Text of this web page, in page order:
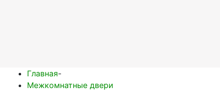
Главная-
Межкомнатные двери